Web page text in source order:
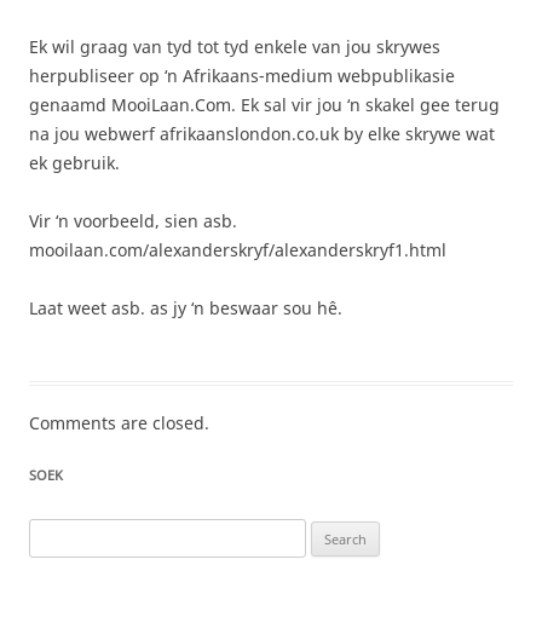
Ek wil graag van tyd tot tyd enkele van jou skrywes
herpubliseer op ‘n Afrikaans-medium webpublikasie
genaamd MooiLaan.Com. Ek sal vir jou ‘n skakel gee terug
na jou webwerf afrikaanslondon.co.uk by elke skrywe wat
ek gebruik.
Vir ‘n voorbeeld, sien asb.
mooilaan.com/alexanderskryf/alexanderskryf1.html
Laat weet asb. as jy ‘n beswaar sou hê.
Comments are closed.
SOEK
for: